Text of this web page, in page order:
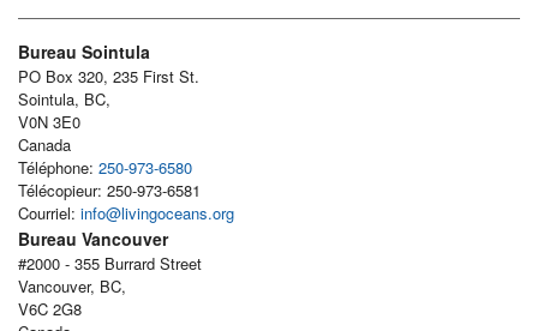
Bureau Sointula
PO Box 320, 235 First St.
Sointula, BC,
V0N 3E0
Canada
Téléphone: 250-973-6580
Télécopieur: 250-973-6581
Courriel: info@livingoceans.org
Bureau Vancouver
#2000 - 355 Burrard Street
Vancouver, BC,
V6C 2G8